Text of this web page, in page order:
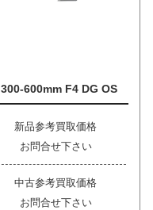
300-600mm F4 DG OS
新品参考買取価格
お問合せ下さい
中古参考買取価格
お問合せ下さい